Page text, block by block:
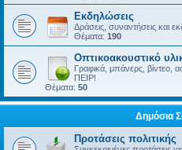
Εκδηλώσεις
Δράσεις, συναντήσεις και
Θέματα: 190
Οπτικοακουστικό
Γραφικά, μπάνερς, βίντεο,
ΠΕΙΡ!
Θέματα: 50
Δημόσια
Προτάσεις πολιτικής